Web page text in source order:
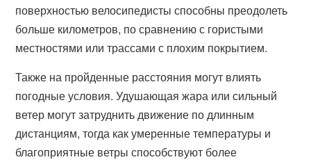
поверхностью велосипедисты способны преодолеть
больше километров, по сравнению с гористыми
местностями или трассами с плохим покрытием.
Также на пройденные расстояния могут влиять
погодные условия. Удушающая жара или сильный
ветер могут затруднить движение по длинным
дистанциям, тогда как умеренные температуры и
благоприятные ветры способствуют более